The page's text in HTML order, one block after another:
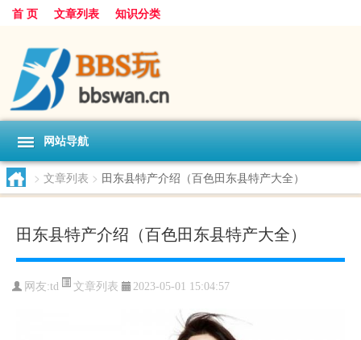
首 页 文章列表 知识分类
网站导航
> 文章列表 > 田东县特产介绍（百色田东县特产大全）
田东县特产介绍（百色田东县特产大全）
网友:td 文章列表 2023-05-01 15:04:57